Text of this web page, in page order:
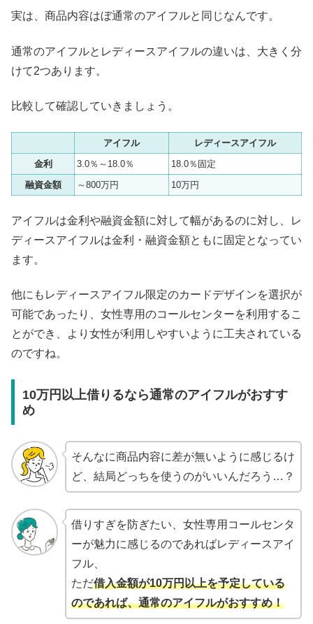
実は、商品内容はぼ通常のアイフルと同じなんです。
通常のアイフルとレディースアイフルの違いは、大きく分
けて2つあります。
比較して確認していきましょう。
アイフル
レディースアイフル
金利
3.0％～18.0％
18.0％固定
融資金額
～800万円 10万円
アイフルは金利や融資金額に対して幅があるのに対し、レ
ディースアイフルは金利・融資金額ともに固定となってい
ます。
他にもレディースアイフル限定のカードデザインを選択が
可能であったり、女性専用のコールセンターを利用するこ
とができ、より女性が利用しやすいように工夫されている
のですね。
10万円以上借りるなら通常のアイフルがおすす
め
そんなに商品内容に差が無いように感じるけ
ど、結局どっちを使うのがいいんだろう…？
借りすぎを防ぎたい、女性専用コールセンタ
ーが魅力に感じるのであればレディースアイ
フル、
ただ借入金額が10万円以上を予定している
のであれば、通常のアイフルがおすすめ！